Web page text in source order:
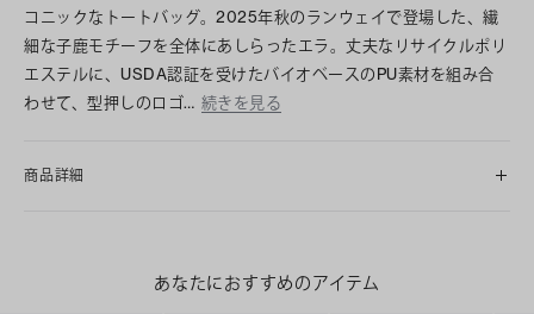
コニックなトートバッグ。2025年秋のランウェイで登場した、繊
細な子鹿モチーフを全体にあしらったエラ。丈夫なリサイクルポリ
エステルに、USDA認証を受けたバイオベースのPU素材を組み合
わせて、型押しのロゴ… 続きを見る
商品詳細
あなたにおすすめのアイテム